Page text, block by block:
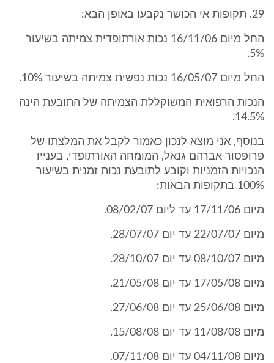
29. תקופות אי הכושר נקבעו באופן הבא:
החל מיום 16/11/06 נכות אורתופדית צמיתה בשיעור
5%.
החל מיום 16/05/07 נכות נפשית צמיתה בשיעור 10%.
הנכות הרפואית המשוקללת הצמיתה של התובעת הינה
14.5%.
בנוסף, אני מוצא לנכון כאמור לקבל את המלצתו של
פרופסור אברהם גנאל, המומחה האורתופדי, בענייו
הנכויות הזמניות וקובע לתובעת נכות זמנית בשיעור
100% בתקופות הבאות:
מיום 17/11/06 עד ליום 08/02/07.
מיום 22/07/07 עד יום 28/07/07.
מיום 08/10/07 עד יום 28/10/07.
מיום 17/05/08 עד יום 21/05/08.
מיום 25/06/08 עד יום 27/06/08.
מיום 11/08/08 עד יום 15/08/08.
מיום 04/11/08 עד יום 07/11/08.